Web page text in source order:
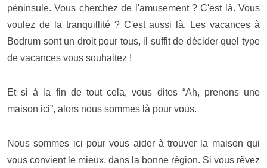
péninsule. Vous cherchez de l'amusement ? C'est là. Vous
voulez de la tranquillité ? C'est aussi là. Les vacances à
Bodrum sont un droit pour tous, il suffit de décider quel type
de vacances vous souhaitez !
Et si à la fin de tout cela, vous dites “Ah, prenons une
maison ici”, alors nous sommes là pour vous.
Nous sommes ici pour vous aider à trouver la maison qui
vous convient le mieux, dans la bonne région. Si vous rêvez